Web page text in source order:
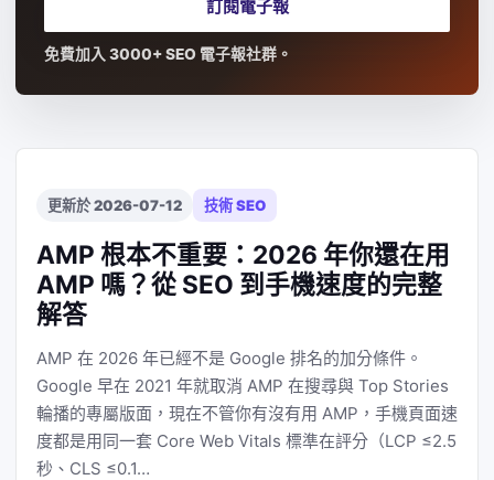
訂閱電子報
免費加入 3000+ SEO 電子報社群。
更新於 2026-07-12 技術 SEO
AMP 根本不重要：2026 年你還在用
AMP 嗎？從 SEO 到手機速度的完整
解答
AMP 在 2026 年已經不是 Google 排名的加分條件。
Google 早在 2021 年就取消 AMP 在搜尋與 Top Stories
輪播的專屬版面，現在不管你有沒有用 AMP，手機頁面速
度都是用同一套 Core Web Vitals 標準在評分（LCP ≤2.5
秒、CLS ≤0.1…